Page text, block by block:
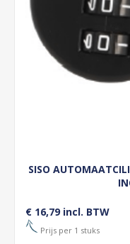
SISO
€ 16,79 incl. BTW
Prijs per 1 stuks